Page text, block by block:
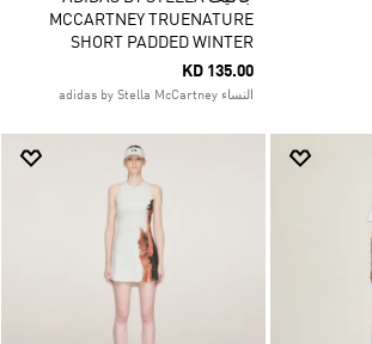
MCCARTNEY TRUENATURE
SHORT PADDED WINTER
KD 135.00
النساء adidas by Stella McCartney